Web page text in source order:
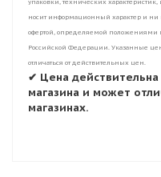
упаковки, технических
носит информационный характер и ни
офертой, определяемой положениями
Российской Федерации. Указанные
отличаться от действительных цен.
✔ Цена
магазина и может
магазинах.